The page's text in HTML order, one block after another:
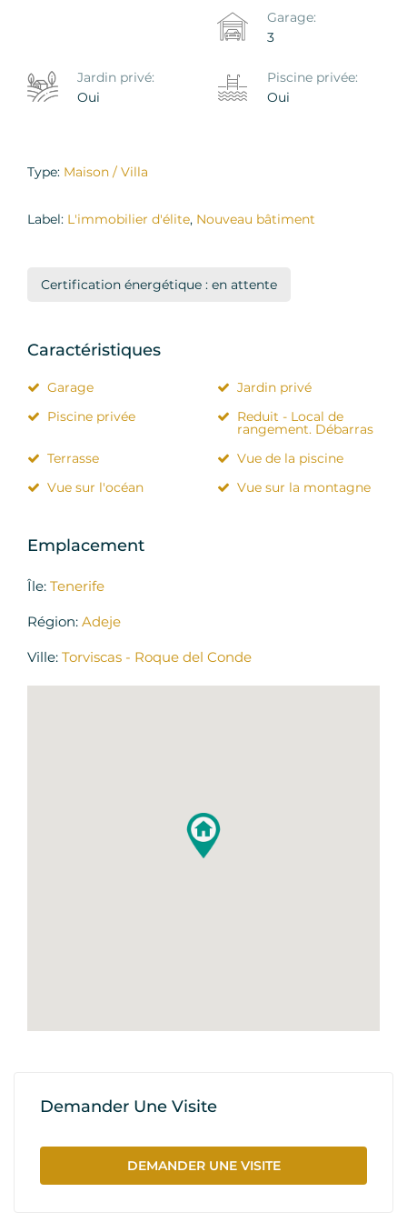
Garage:
3
Jardin privé:
Oui
Piscine privée:
Oui
Type: Maison / Villa
Label: L'immobilier d'élite, Nouveau bâtiment
Certification énergétique : en attente
Caractéristiques
Garage
Jardin privé
Piscine privée
Reduit - Local de
rangement. Débarras
Terrasse
Vue de la piscine
Vue sur l'océan
Vue sur la montagne
Emplacement
Île: Tenerife
Région: Adeje
Ville: Torviscas - Roque del Conde
Demander Une Visite
DEMANDER UNE VISITE